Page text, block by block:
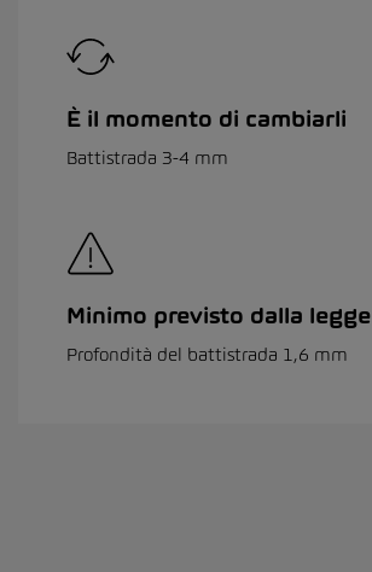
È il momento di cambiarli
Battistrada 3-4 mm
Minimo previsto dalla legge
Profondità del battistrada 1,6 mm